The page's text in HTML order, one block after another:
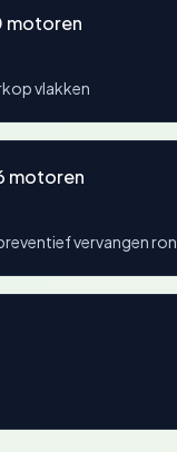
motoren
vlakken
motoren
vervangen